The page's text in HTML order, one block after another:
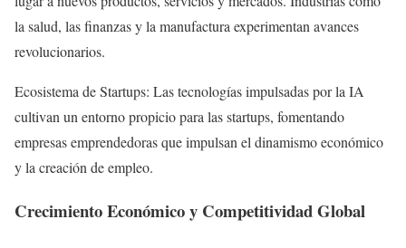
la salud, las finanzas y la manufactura experimentan avances
revolucionarios.
Ecosistema de Startups: Las tecnologías impulsadas por la IA
cultivan un entorno propicio para las startups, fomentando
empresas emprendedoras que impulsan el dinamismo económico
y la creación de empleo.
Crecimiento Económico y Competitividad Global